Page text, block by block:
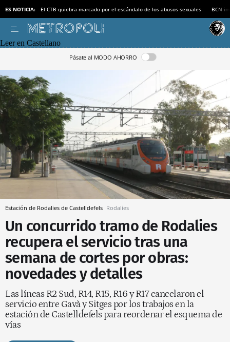
ES NOTICIA: El CTB quiebra marcado por el escándalo de los abusos sexuales BCN
Leer en Castellano
Pásate al MODO AHORRO
Estación de Rodalies de Castelldefels Rodalies
Un concurrido tramo de Rodalies
recupera el servicio tras una
semana de cortes por obras:
novedades y detalles
Las líneas R2 Sud, R14, R15, R16 y R17 cancelaron el
servicio entre Gavà y Sitges por los trabajos en la
estación de Castelldefels para reordenar el esquema de
vías